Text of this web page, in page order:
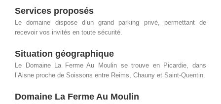
Services proposés
Le domaine dispose d’un grand parking privé, permettant de
recevoir vos invités en toute sécurité.
Situation géographique
Le Domaine La Ferme Au Moulin se trouve en Picardie, dans
l’Aisne proche de Soissons entre Reims, Chauny et Saint-Quentin.
Domaine La Ferme Au Moulin